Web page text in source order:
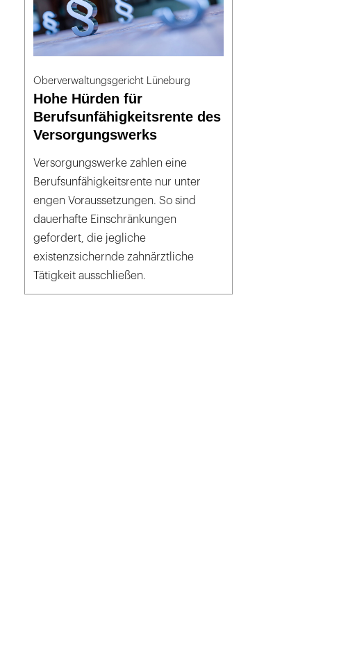
Oberverwaltungsgericht Lüneburg
Hohe Hürden für
Berufsunfähigkeitsrente des
Versorgungswerks
Versorgungswerke zahlen eine
Berufsunfähigkeitsrente nur unter
engen Voraussetzungen. So sind
dauerhafte Einschränkungen
gefordert, die jegliche
existenzsichernde zahnärztliche
Tätigkeit ausschließen.